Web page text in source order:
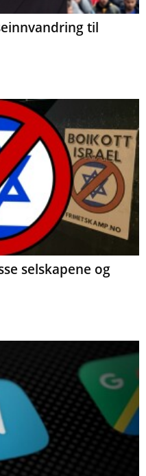
til
selskapene og